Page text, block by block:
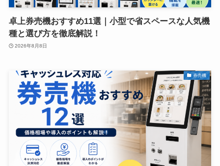
卓上券売機おすすめ11選｜小型で省スペースな人気機
種と選び方を徹底解説！
2026年8月8日
券売機